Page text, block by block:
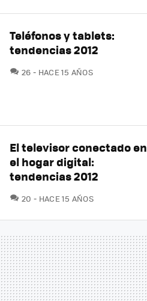
Teléfonos y tablets:
tendencias 2012
26 COMENTARIOS
HACE 15 AÑOS
El televisor conectado en
el hogar digital:
tendencias 2012
20 COMENTARIOS
HACE 15 AÑOS